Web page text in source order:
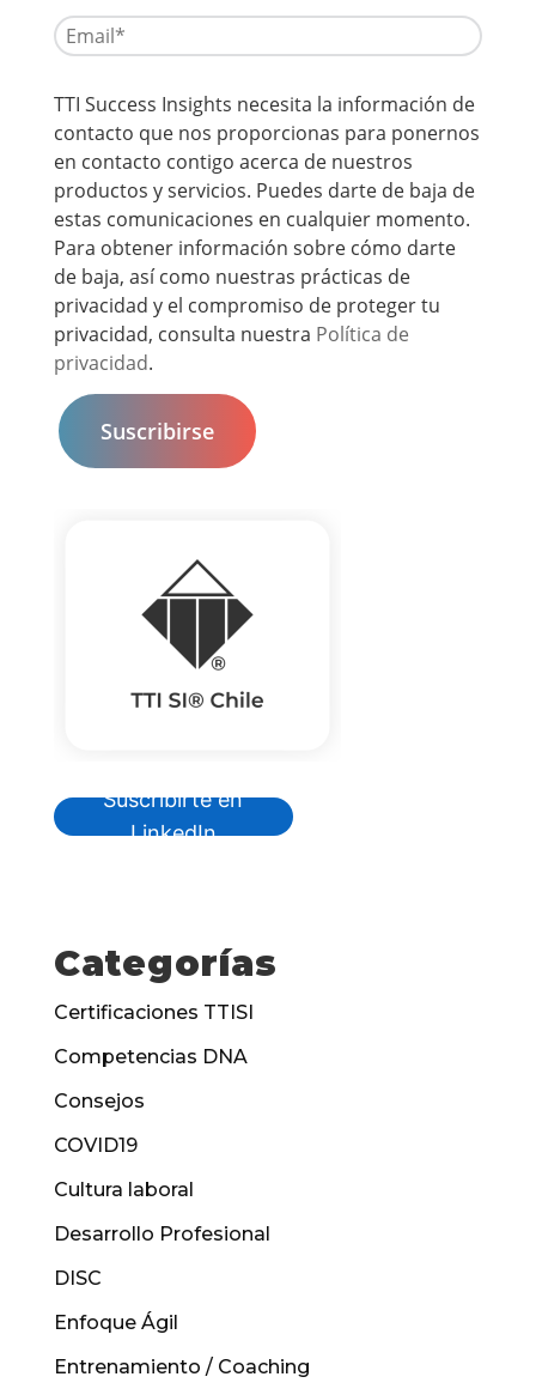
TTI Success Insights necesita la información de
contacto que nos proporcionas para ponernos
en contacto contigo acerca de nuestros
productos y servicios. Puedes darte de baja de
estas comunicaciones en cualquier momento.
Para obtener información sobre cómo darte
de baja, así como nuestras prácticas de
privacidad y el compromiso de proteger tu
privacidad, consulta nuestra Política de
privacidad.
Suscribirte en
LinkedIn
Categorías
Certificaciones TTISI
Competencias DNA
Consejos
COVID19
Cultura laboral
Desarrollo Profesional
DISC
Enfoque Ágil
Entrenamiento / Coaching